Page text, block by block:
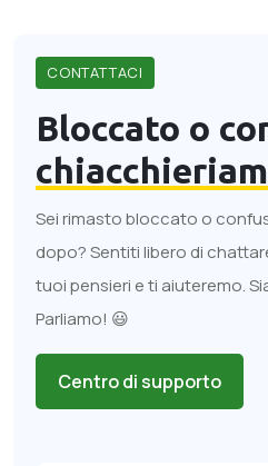
CONTATTACI
Bloccato o
Sei rimasto bloccato o
dopo? Sentiti libero di
tuoi pensieri e ti aiuteremo.
Parliamo! 😃
Centro di supporto